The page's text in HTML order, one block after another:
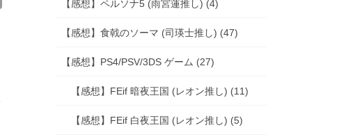
【感想】ペルソナ5 (雨宮蓮推し) (4)
【感想】食戟のソーマ (司瑛士推し) (47)
【感想】PS4/PSV/3DS ゲーム (27)
【感想】FEif 暗夜王国 (レオン推し) (11)
【感想】FEif 白夜王国 (レオン推し) (5)